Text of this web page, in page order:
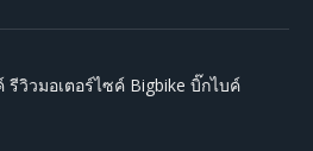
รีวิวมอเตอร์ไซค์ Bigbike บิ๊กไบค์